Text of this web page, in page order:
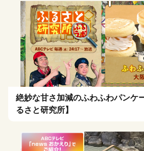
絶妙な甘さ加減のふわふわパンケ
るさと研究所】